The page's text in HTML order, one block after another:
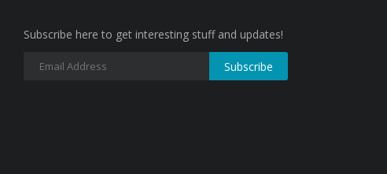
Subscribe here to get interesting stuff and updates!